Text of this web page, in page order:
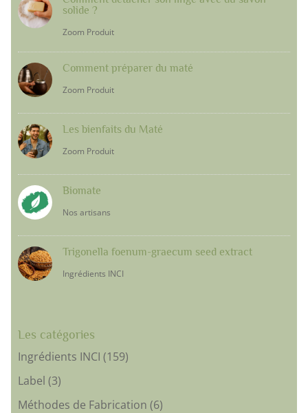
solide ?
Zoom Produit
Comment préparer du maté
Zoom Produit
Les bienfaits du Maté
Zoom Produit
Biomate
Nos artisans
Trigonella foenum-graecum seed extract
Ingrédients INCI
Les catégories
Ingrédients INCI (159)
Label (3)
Méthodes de Fabrication (6)